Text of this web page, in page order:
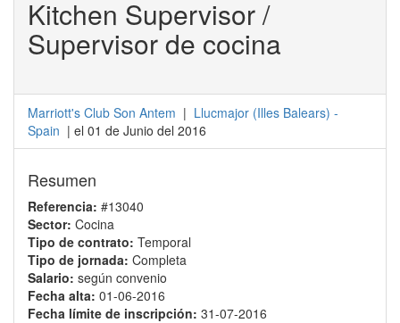
Kitchen Supervisor /
Supervisor de cocina
Marriott's Club Son Antem | Llucmajor (Illes Balears) -
Spain | el 01 de Junio del 2016
Resumen
Referencia: #13040
Sector: Cocina
Tipo de contrato: Temporal
Tipo de jornada: Completa
Salario: según convenio
Fecha alta: 01-06-2016
Fecha límite de inscripción: 31-07-2016